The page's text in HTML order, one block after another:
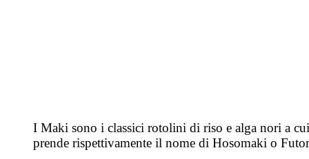
I Maki sono i classici rotolini di riso e alga nori a
prende rispettivamente il nome di Hosomaki o